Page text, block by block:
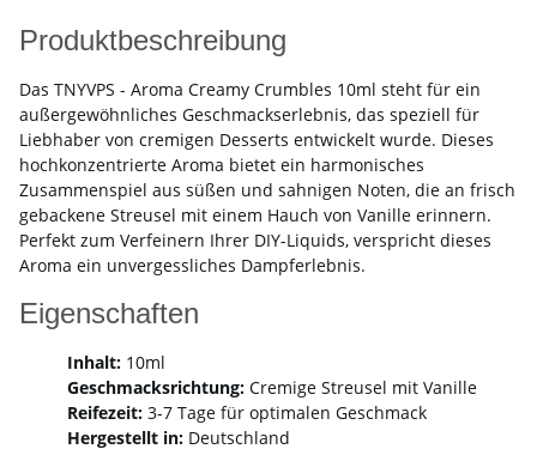
Produktbeschreibung
Das TNYVPS - Aroma Creamy Crumbles 10ml steht für ein
außergewöhnliches Geschmackserlebnis, das speziell für
Liebhaber von cremigen Desserts entwickelt wurde. Dieses
hochkonzentrierte Aroma bietet ein harmonisches
Zusammenspiel aus süßen und sahnigen Noten, die an frisch
gebackene Streusel mit einem Hauch von Vanille erinnern.
Perfekt zum Verfeinern Ihrer DIY-Liquids, verspricht dieses
Aroma ein unvergessliches Dampferlebnis.
Eigenschaften
Inhalt: 10ml
Geschmacksrichtung: Cremige Streusel mit Vanille
Reifezeit: 3-7 Tage für optimalen Geschmack
Hergestellt in: Deutschland